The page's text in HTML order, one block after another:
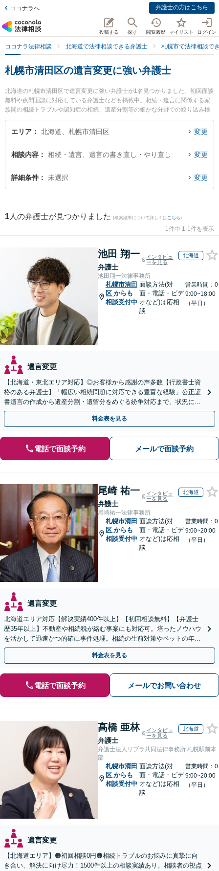
ココナラへ 弁護士の方はこちら
投稿する 探す 閲覧履歴 マイリスト ログイン
ココナラ法律相談 北海道で法律相談できる弁護士 札幌市で法律相談で
札幌市清田区の遺言変更に強い弁護士
北海道の札幌市清田区で遺言変更に強い弁護士が1名見つかりました。初回面談
無料や夜間面談に対応している弁護士なども掲載中。相続・遺言に関係する家
族間の相続トラブルや認知症の相続、遺産分割等の細かな分野での絞り込み検
索もでき便利です。特に中山Drive法律事務所の中山 雄太弁護士のプロフィール
情報や弁護士費用、強みなどが注目されています。『札幌市清田区で土日や夜
言変更を法律相談できる札幌市清田区内の弁護士に相談予約したい』などでお
困りの相談者さんにおすすめです。
エリア 北海道、札幌市清田区 変更
相談内容 相続・遺言、遺言の書き直し・やり直し 変更
詳細条件 未選択 変更
1 人の弁護士が見つかりました (検索結果について詳しくは こちら)
1件中 1-1件を表示
池田 翔一
弁護士
インタビュ
ーを見る
北海道
池田翔一法律事務所
札幌市清田
区 からも
相談受付中
面談方法(対
面・電話・ビデ
オなど)は応相
談
営業時間：0
9:00~18:00
（平日）
遺言変更
【北海道・東北エリア対応】◎お客様から感謝の声多数【行政書士資
格のある弁護士】「幅広い相続問題に対応できる豊富な経験」公正証
書遺言の作成から遺産分割・遺留分をめぐる紛争対応まで、状況に応
じた最適な方法をご提案します【夜間相談可】
料金表を見る
電話で面談予約 メールで面談予約
尾崎 祐一
弁護士
インタビュ
ーを見る
北海道
尾崎祐一法律事務所
札幌市清田
区 からも
相談受付中
面談方法(対
面・電話・ビデ
オなど)は応相
談
営業時間：0
9:00~20:00
（平日）
遺言変更
北海道エリア対応【解決実績400件以上】【初回相談無料】【弁護士
歴35年以上】不動産や相続税が絡む事案にも対応可。培ったノウハウ
を活かして迅速かつ的確に事件処理。相続の生前対策やペットの年金
システムもお任せ【完全個室】【自衛隊前駅8分】
料金表を見る
電話で面談予約 メールでお問い合わせ
髙橋 亜林
弁護士
インタビュ
ーを見る
北海道
弁護士法人リブラ共同法律事務所 札幌駅前本
部
札幌市清田
区 からも
相談受付中
面談方法(対
面・電話・ビデ
オなど)は応相
談
営業時間：0
9:00~20:00
（平日）
遺言変更
【北海道エリア】🟠初回相談0円🟠相続トラブルのお悩みに真摯に向
き合い、解決に向け尽力！1500件以上の相談実績あり。相談者の視点